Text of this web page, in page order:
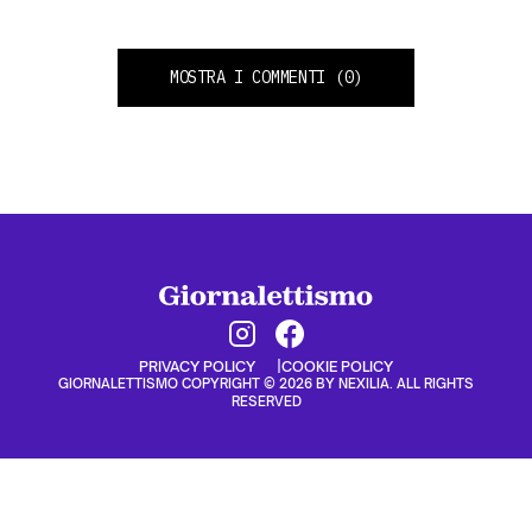
MOSTRA I COMMENTI (0)
PRIVACY POLICY COOKIE POLICY
GIORNALETTISMO COPYRIGHT © 2026 BY NEXILIA. ALL RIGHTS
RESERVED